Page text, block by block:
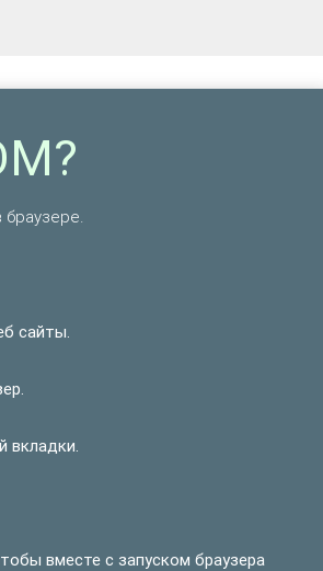
сайты.
вкладки.
вместе с запуском браузера